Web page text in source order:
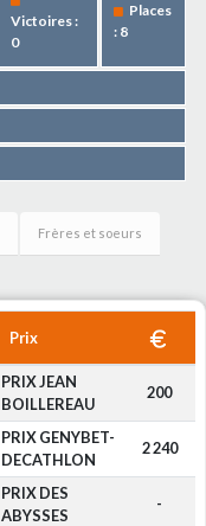
Victoires :
0
Places
: 8
Frères et soeurs
Prix
PRIX JEAN
BOILLEREAU
200
PRIX GENYBET-
DECATHLON
2 240
PRIX DES
ABYSSES
-